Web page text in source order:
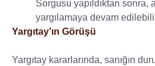
Sorgusu yapıldıktan sonra,
yargılamaya devam
Yargıtay’ın Görüşü
Yargıtay kararlarında, sanığın